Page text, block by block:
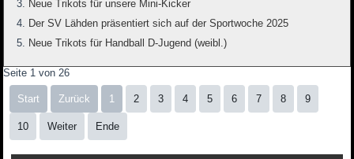
Neue Trikots für unsere Mini-Kicker
Der SV Lähden präsentiert sich auf der Sportwoche 2025
Neue Trikots für Handball D-Jugend (weibl.)
Seite 1 von 26
Start Zurück 1 2 3 4 5 6 7 8 9
10 Weiter Ende